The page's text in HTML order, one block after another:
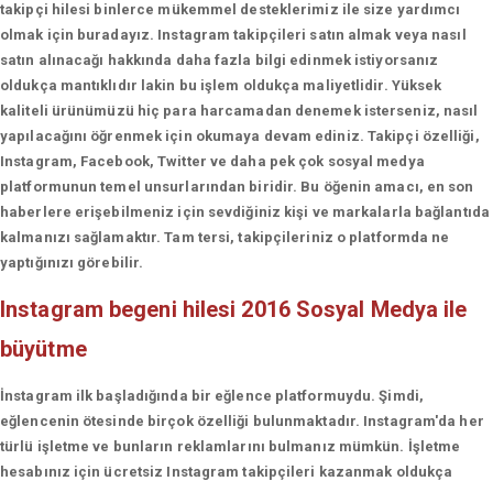
takipçi hilesi binlerce mükemmel desteklerimiz ile size yardımcı
olmak için buradayız. Instagram takipçileri satın almak veya nasıl
satın alınacağı hakkında daha fazla bilgi edinmek istiyorsanız
oldukça mantıklıdır lakin bu işlem oldukça maliyetlidir. Yüksek
kaliteli ürünümüzü hiç para harcamadan denemek isterseniz, nasıl
yapılacağını öğrenmek için okumaya devam ediniz. Takipçi özelliği,
Instagram, Facebook, Twitter ve daha pek çok sosyal medya
platformunun temel unsurlarından biridir. Bu öğenin amacı, en son
haberlere erişebilmeniz için sevdiğiniz kişi ve markalarla bağlantıda
kalmanızı sağlamaktır. Tam tersi, takipçileriniz o platformda ne
yaptığınızı görebilir.
Instagram begeni hilesi 2016 Sosyal Medya ile
büyütme
İnstagram ilk başladığında bir eğlence platformuydu. Şimdi,
eğlencenin ötesinde birçok özelliği bulunmaktadır. Instagram'da her
türlü işletme ve bunların reklamlarını bulmanız mümkün. İşletme
hesabınız için ücretsiz Instagram takipçileri kazanmak oldukça